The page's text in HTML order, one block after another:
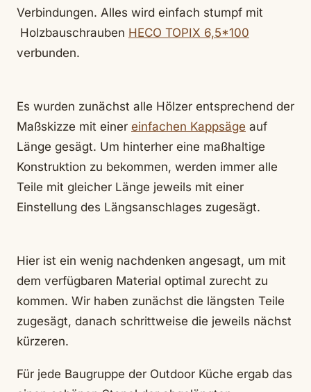
Verbindungen. Alles wird einfach stumpf mit
Holzbauschrauben HECO TOPIX 6,5*100
verbunden.
Es wurden zunächst alle Hölzer entsprechend der
Maßskizze mit einer einfachen Kappsäge auf
Länge gesägt. Um hinterher eine maßhaltige
Konstruktion zu bekommen, werden immer alle
Teile mit gleicher Länge jeweils mit einer
Einstellung des Längsanschlages zugesägt.
Hier ist ein wenig nachdenken angesagt, um mit
dem verfügbaren Material optimal zurecht zu
kommen. Wir haben zunächst die längsten Teile
zugesägt, danach schrittweise die jeweils nächst
kürzeren.
Für jede Baugruppe der Outdoor Küche ergab das